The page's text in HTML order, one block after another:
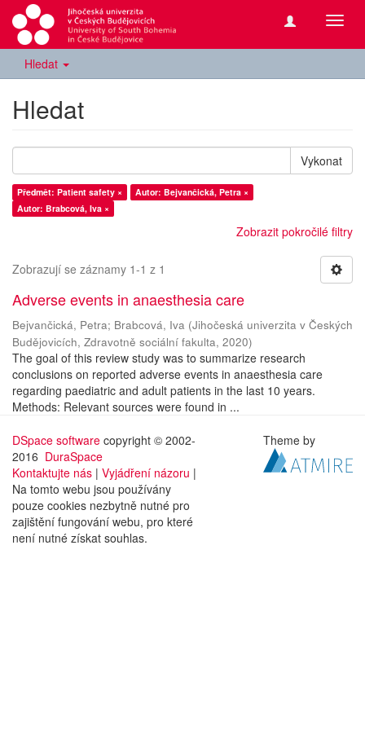
Hledat
Hledat
Vykonat
Předmět: Patient safety ×
Autor: Bejvančická, Petra ×
Autor: Brabcová, Iva ×
Zobrazit pokročilé filtry
Zobrazují se záznamy 1-1 z 1
Adverse events in anaesthesia care
Bejvančická, Petra; Brabcová, Iva (Jihočeská univerzita v Českých
Budějovicích, Zdravotně sociální fakulta, 2020)
The goal of this review study was to summarize research
conclusions on reported adverse events in anaesthesia care
regarding paediatric and adult patients in the last 10 years.
Methods: Relevant sources were found in ...
DSpace software copyright © 2002-
2016 DuraSpace
Kontaktujte nás | Vyjádření názoru |
Na tomto webu jsou používány
pouze cookies nezbytně nutné pro
zajištění fungování webu, pro které
není nutné získat souhlas.
Theme by